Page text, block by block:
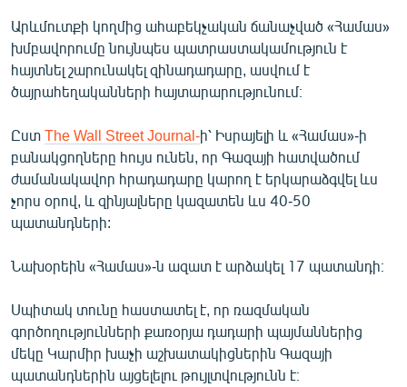
Արևմուտքի կողմից ահաբեկչական ճանաչված «Համաս»
խմբավորումը նույնպես պատրաստակամություն է
հայտնել շարունակել զինադադարը, ասվում է
ծայրահեղականների հայտարարությունում։
Ըստ The Wall Street Journal-ի՝ Իսրայելի և «Համաս»-ի
բանակցողները հույս ունեն, որ Գազայի հատվածում
ժամանակավոր հրադադարը կարող է երկարաձգվել ևս
չորս օրով, և զինյալները կազատեն ևս 40-50
պատանդների:
Նախօրեին «Համաս»-ն ազատ է արձակել 17 պատանդի։
Սպիտակ տունը հաստատել է, որ ռազմական
գործողությունների քառօրյա դադարի պայմաններից
մեկը Կարմիր խաչի աշխատակիցներին Գազայի
պատանդներին այցելելու թույլտվությունն է։